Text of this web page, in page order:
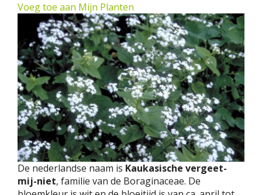
Voeg toe aan Mijn Planten
De nederlandse naam is Kaukasische vergeet-
mij-niet, familie van de Boraginaceae. De